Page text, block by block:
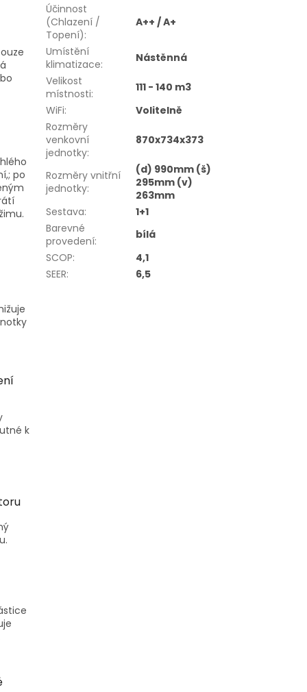
po
k
Účinnost
(Chlazení /
Topení):
A++ / A+
Umístění
klimatizace:
Nástěnná
Velikost
místnosti:
111 - 140 m3
WiFi:
Volitelně
Rozměry
venkovní
jednotky:
870x734x373
Rozměry vnitřní
jednotky:
(d) 990mm (š)
295mm (v)
263mm
Sestava:
1+1
Barevné
provedení:
bílá
SCOP:
4,1
SEER: 6,5